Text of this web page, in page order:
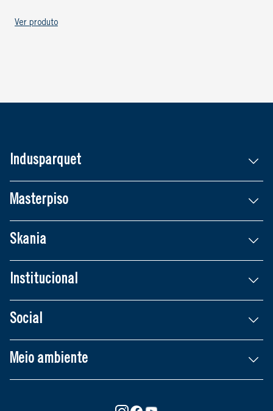
Ver produto
Indusparquet
Masterpiso
Skania
Institucional
Social
Meio ambiente